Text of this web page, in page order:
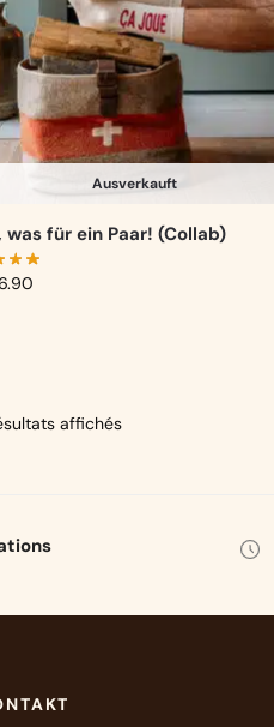
Ausverkauft
was für ein Paar! (Collab)
affichés